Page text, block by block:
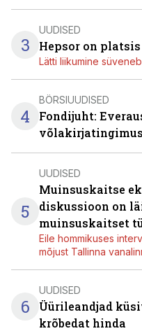
3
UUDISED
Hepsor on
Lätti liikumine süveneb
4
BÖRSIUUDISED
Fondijuht:
5
UUDISED
Muinsuskaitse
diskussioon on
muinsuskaitset
Eile hommikuses
mõjust Tallinna
6
UUDISED
Üürileandjad
krõbedat hinda